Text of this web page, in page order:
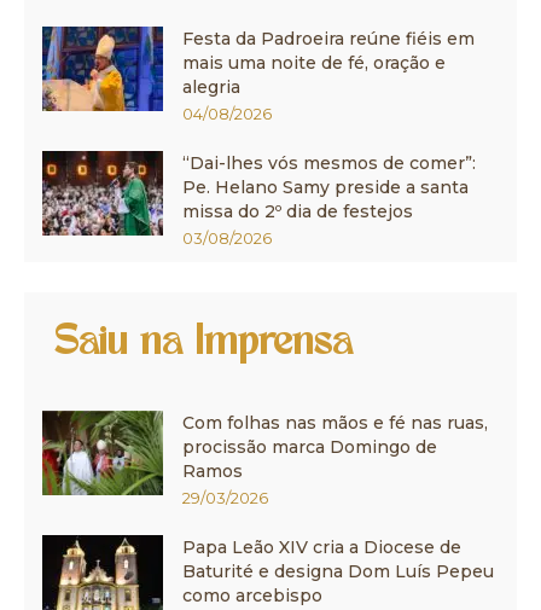
Festa da Padroeira reúne fiéis em
mais uma noite de fé, oração e
alegria
04/08/2026
“Dai-lhes vós mesmos de comer”:
Pe. Helano Samy preside a santa
missa do 2º dia de festejos
03/08/2026
Saiu na Imprensa
Com folhas nas mãos e fé nas ruas,
procissão marca Domingo de
Ramos
29/03/2026
Papa Leão XIV cria a Diocese de
Baturité e designa Dom Luís Pepeu
como arcebispo